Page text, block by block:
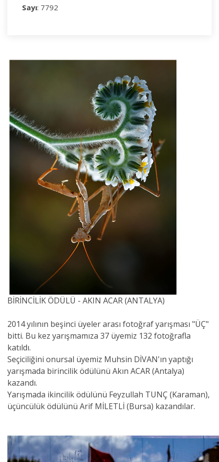
Sayı: 7792
BİRİNCİLİK ÖDÜLÜ - AKIN ACAR (ANTALYA)
2014 yılının beşinci üyeler arası fotoğraf yarışması "ÜÇ"
bitti. Bu kez yarışmamıza 37 üyemiz 132 fotoğrafla
katıldı.
Seçiciliğini onursal üyemiz Muhsin DİVAN'ın yaptığı
yarışmada birincilik ödülünü Akın ACAR (Antalya)
kazandı.
Yarışmada ikincilik ödülünü Feyzullah TUNÇ (Karaman),
üçüncülük ödülünü Arif MİLETLİ (Bursa) kazandılar.